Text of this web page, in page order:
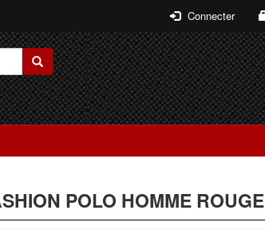
Connecter
POLO HOMME ROUGE